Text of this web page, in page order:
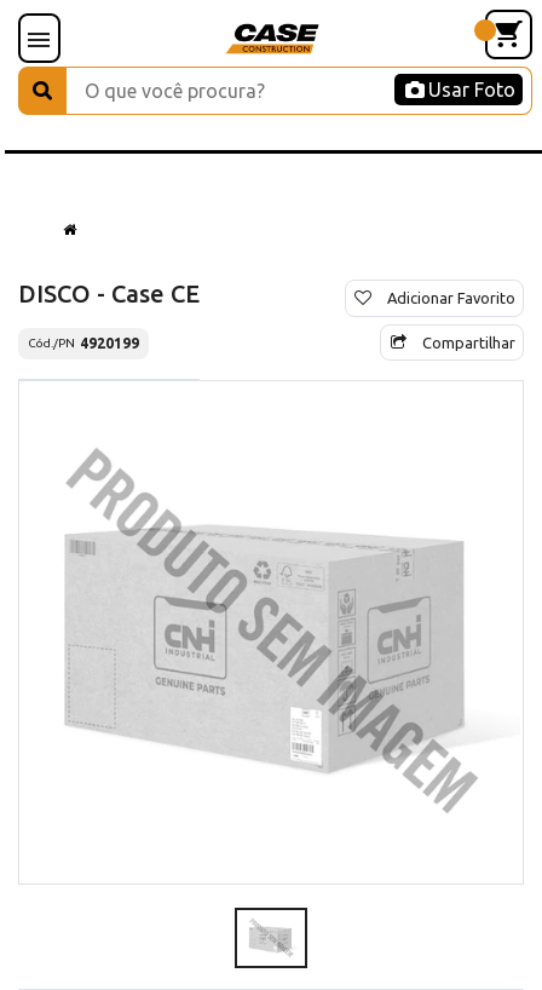
Usar Foto
DISCO - Case CE
Cód./PN 4920199
Adicionar Favorito
Compartilhar